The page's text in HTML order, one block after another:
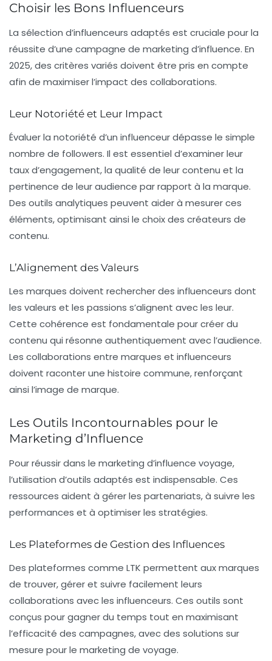
Choisir les Bons Influenceurs
La sélection d’influenceurs adaptés est cruciale pour la
réussite d’une campagne de marketing d’influence. En
2025, des critères variés doivent être pris en compte
afin de maximiser l’impact des collaborations.
Leur Notoriété et Leur Impact
Évaluer la notoriété d’un influenceur dépasse le simple
nombre de followers. Il est essentiel d’examiner leur
taux d’engagement, la qualité de leur contenu et la
pertinence de leur audience par rapport à la marque.
Des outils analytiques peuvent aider à mesurer ces
éléments, optimisant ainsi le choix des créateurs de
contenu.
L’Alignement des Valeurs
Les marques doivent rechercher des influenceurs dont
les valeurs et les passions s’alignent avec les leur.
Cette cohérence est fondamentale pour créer du
contenu qui résonne authentiquement avec l’audience.
Les collaborations entre marques et influenceurs
doivent raconter une histoire commune, renforçant
ainsi l’image de marque.
Les Outils Incontournables pour le
Marketing d’Influence
Pour réussir dans le marketing d’influence voyage,
l’utilisation d’outils adaptés est indispensable. Ces
ressources aident à gérer les partenariats, à suivre les
performances et à optimiser les stratégies.
Les Plateformes de Gestion des Influences
Des plateformes comme LTK permettent aux marques
de trouver, gérer et suivre facilement leurs
collaborations avec les influenceurs. Ces outils sont
conçus pour gagner du temps tout en maximisant
l’efficacité des campagnes, avec des solutions sur
mesure pour le marketing de voyage.